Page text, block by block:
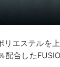
エステルを
配合した